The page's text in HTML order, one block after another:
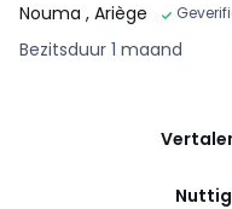
Nouma , Ariège
Bezitsduur 1 maand